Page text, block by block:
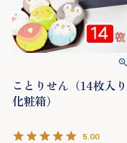
ことりせん（14枚入り
化粧箱）
5.00